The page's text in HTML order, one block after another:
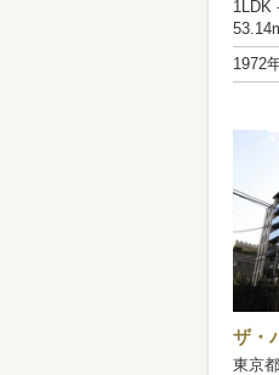
1972
ザ・
東京